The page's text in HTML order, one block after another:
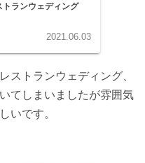
トランウェディング
2021.06.03
ストランウェディング、
てしまいましたが雰囲気
いです。